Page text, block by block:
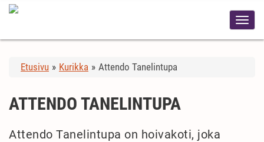
Etusivu » Kurikka » Attendo Tanelintupa
ATTENDO TANELINTUPA
Attendo Tanelintupa on hoivakoti, joka